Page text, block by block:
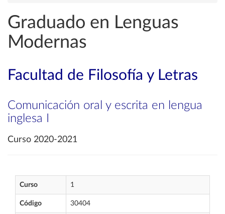
Graduado en Lenguas
Modernas
Facultad de Filosofía y Letras
Comunicación oral y escrita en lengua
inglesa I
Curso 2020-2021
Curso 1
Código 30404